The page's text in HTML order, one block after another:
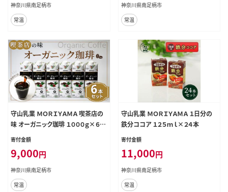
神奈川県南足柄市
常温
神奈川県南足柄市
常温
守山乳業 ＭＯＲＩＹＡＭＡ 喫茶店の
味 オーガニック珈琲 １０００ｇ×６本
リキッドアイスコーヒー
寄付金額
9,000円
神奈川県南足柄市
常温
守山乳業 ＭＯＲＩＹＡＭＡ １日分の
鉄分ココア １２５ｍｌ×２４本
寄付金額
11,000円
神奈川県南足柄市
常温